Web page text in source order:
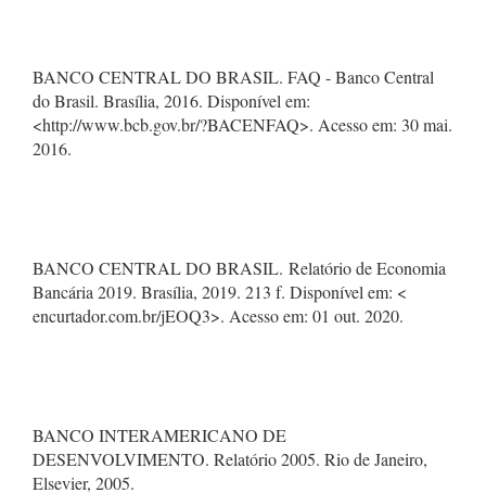
BANCO CENTRAL DO BRASIL. FAQ - Banco Central
do Brasil. Brasília, 2016. Disponível em:
<http://www.bcb.gov.br/?BACENFAQ>. Acesso em: 30 mai.
2016.
BANCO CENTRAL DO BRASIL. Relatório de Economia
Bancária 2019. Brasília, 2019. 213 f. Disponível em: <
encurtador.com.br/jEOQ3>. Acesso em: 01 out. 2020.
BANCO INTERAMERICANO DE
DESENVOLVIMENTO. Relatório 2005. Rio de Janeiro,
Elsevier, 2005.